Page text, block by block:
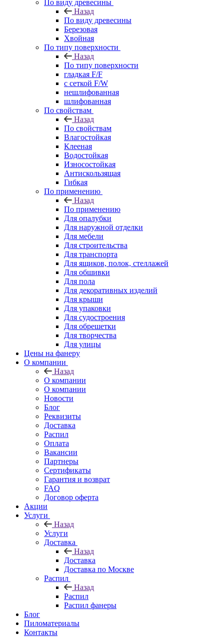
По виду древесины
Назад
По виду древесины
Березовая
Хвойная
По типу поверхности
Назад
По типу поверхности
гладкая F/F
с сеткой F/W
нешлифованная
шлифованная
По свойствам
Назад
По свойствам
Влагостойкая
Клееная
Водостойкая
Износостойкая
Антискользящая
Гибкая
По применению
Назад
По применению
Для опалубки
Для наружной отделки
Для мебели
Для строительства
Для транспорта
Для ящиков, полок, стеллажей
Для обшивки
Для пола
Для декоративных изделий
Для крыши
Для упаковки
Для судостроения
Для обрешетки
Для творчества
Для улицы
Цены на фанеру
О компании
Назад
О компании
О компании
Новости
Блог
Реквизиты
Доставка
Распил
Оплата
Вакансии
Партнеры
Сертификаты
Гарантия и возврат
FAQ
Договор оферта
Акции
Услуги
Назад
Услуги
Доставка
Назад
Доставка
Доставка по Москве
Распил
Назад
Распил
Распил фанеры
Блог
Пиломатериалы
Контакты